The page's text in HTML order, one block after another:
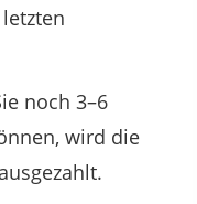
noch 3–6
wird die
ausgezahlt.